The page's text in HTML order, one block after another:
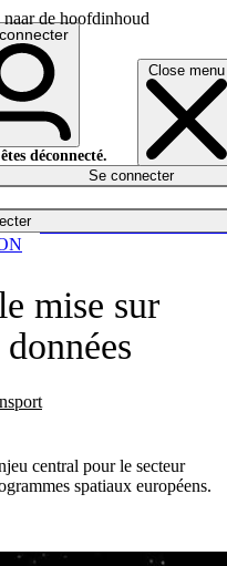
naar de hoofdinhoud
Close menu
déconnecté.
Se connecter
mise sur
central pour le secteur
spatiaux européens.